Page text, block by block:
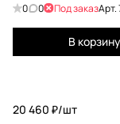
0 0 Под заказАрт.
В корзину
20 460 ₽/шт